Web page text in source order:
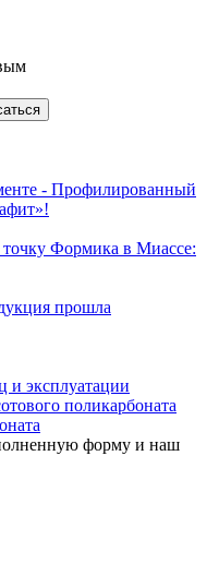
- Профилированный
Формика в Миассе:
прошла
и эксплуатации
поликарбоната
форму и наш